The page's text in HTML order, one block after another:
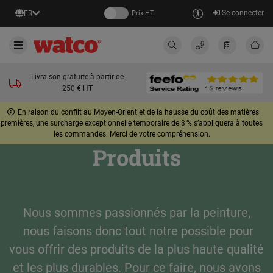
FR Prix HT Se connecter
Livraison gratuite à partir de
250 € HT
En raison du conflit au Moyen-Orient et de la hausse du coût des matières
premières, une surcharge exceptionnelle temporaire de 3 % s’appliquera à toutes
les commandes. Merci de votre compréhension.
Produits
Nous sommes passionnés par la peinture,
nous faisons donc tout notre possible pour
vous offrir des produits de la plus haute qualité
et les plus durables. Pour ce faire, nous avons